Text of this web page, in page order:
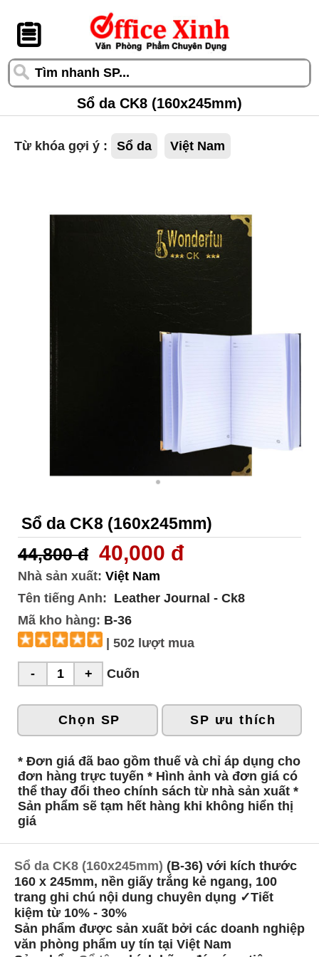
󰆎
Sổ da CK8 (160x245mm)
Từ khóa gợi ý : Sổ da Việt Nam
Sổ da CK8 (160x245mm)
44,800 đ 40,000 đ
Nhà sản xuất: Việt Nam
Tên tiếng Anh: Leather Journal - Ck8
Mã kho hàng: B-36
| 502 lượt mua
Cuốn
Chọn SP SP ưu thích
* Đơn giá đã bao gồm thuế và chỉ áp dụng cho
đơn hàng trực tuyến * Hình ảnh và đơn giá có
thể thay đổi theo chính sách từ nhà sản xuất *
Sản phẩm sẽ tạm hết hàng khi không hiển thị
giá
Sổ da CK8 (160x245mm) (B-36) với kích thước
160 x 245mm, nền giấy trắng kẻ ngang, 100
trang ghi chú nội dung chuyên dụng ✓Tiết
kiệm từ 10% - 30%
Sản phẩm được sản xuất bởi các doanh nghiệp
văn phòng phẩm uy tín tại Việt Nam